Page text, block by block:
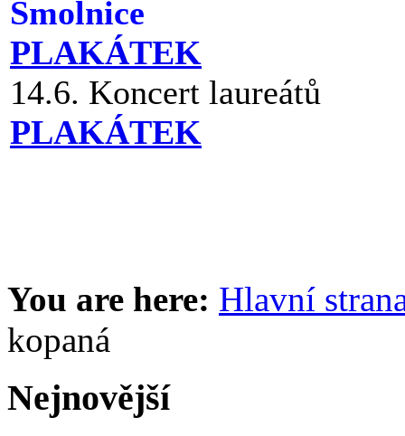
Smolnice
PLAKÁTEK
14.6. Koncert laureátů
PLAKÁTEK
You are here: Hlavní
kopaná
Nejnovější